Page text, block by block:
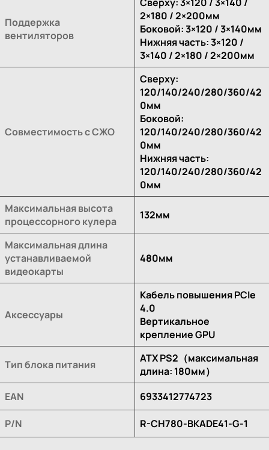
Поддержка
вентиляторов
Сверху: 3×120 / 3×140 /
2×180 / 2×200мм
Боковой: 3×120 / 3×140мм
Нижняя часть: 3×120 /
3×140 / 2×180 / 2×200мм
Совместимость с СЖО
Сверху:
120/140/240/280/360/42
0мм
Боковой:
120/140/240/280/360/42
0мм
Нижняя часть:
120/140/240/280/360/42
0мм
Максимальная высота
процессорного кулера
132мм
Максимальная длина
устанавливаемой
видеокарты
480мм
Аксессуары
Кабель повышения PCIe
4.0
Вертикальное
крепление GPU
Тип блока питания
ATX PS2（максимальная
длина: 180мм）
EAN
6933412774723
P/N R-CH780-BKADE41-G-1